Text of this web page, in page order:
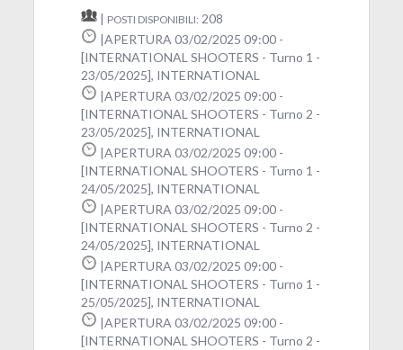
| POSTI DISPONIBILI: 208
|APERTURA 03/02/2025 09:00 -
[INTERNATIONAL SHOOTERS - Turno 1 -
23/05/2025], INTERNATIONAL
|APERTURA 03/02/2025 09:00 -
[INTERNATIONAL SHOOTERS - Turno 2 -
23/05/2025], INTERNATIONAL
|APERTURA 03/02/2025 09:00 -
[INTERNATIONAL SHOOTERS - Turno 1 -
24/05/2025], INTERNATIONAL
|APERTURA 03/02/2025 09:00 -
[INTERNATIONAL SHOOTERS - Turno 2 -
24/05/2025], INTERNATIONAL
|APERTURA 03/02/2025 09:00 -
[INTERNATIONAL SHOOTERS - Turno 1 -
25/05/2025], INTERNATIONAL
|APERTURA 03/02/2025 09:00 -
[INTERNATIONAL SHOOTERS - Turno 2 -